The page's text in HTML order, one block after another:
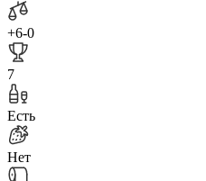
+6-0
7
Есть
Нет